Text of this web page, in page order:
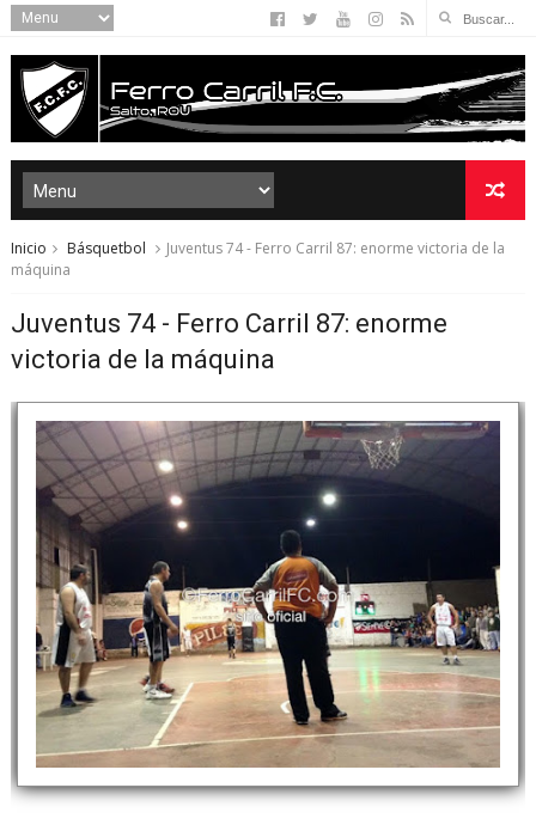
Inicio Básquetbol
Juventus 74 - Ferro Carril 87: enorme victoria de la
máquina
Juventus 74 - Ferro Carril 87: enorme
victoria de la máquina